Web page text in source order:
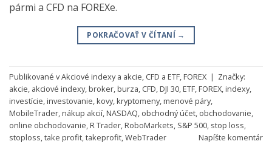
pármi a CFD na FOREXe.
POKRAČOVAŤ V ČÍTANÍ →
Publikované vAkciové indexy a akcie, CFD a ETF,FOREX | Značky:
akcie, akciové indexy,broker,burza, CFD,DJI 30,ETF,FOREX,indexy,
investície,investovanie,kovy,kryptomeny,menové páry,
MobileTrader,nákup akcií,NASDAQ, obchodný účet, obchodovanie,
online obchodovanie,R Trader,RoboMarkets, S&P 500, stop loss,
stoploss,take profit,takeprofit,WebTrader Napíšte komentár